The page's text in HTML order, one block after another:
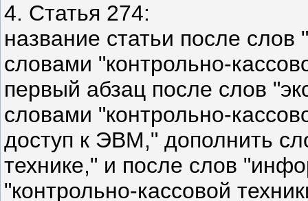
4. Статья 274:
название статьи после
словами "контрольно-
первый абзац после слов
словами "контрольно-
доступ к ЭВМ," дополнить
технике," и после слов
"контрольно-кассовой